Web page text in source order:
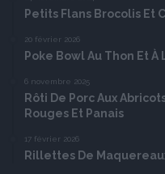
Petits Flans Brocolis Et
20 février 2026
Poke Bowl Au Thon Et
6 novembre 2025
Rôti De Porc Aux
Rouges Et Panais
17 février 2026
Rillettes De